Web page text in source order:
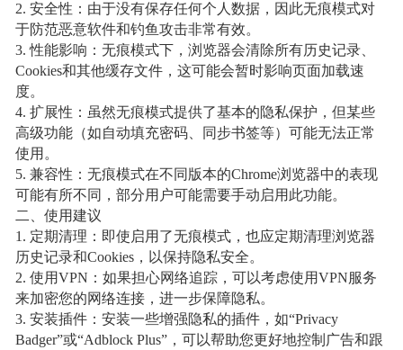
2. 安全性：由于没有保存任何个人数据，因此无痕模式对
于防范恶意软件和钓鱼攻击非常有效。
3. 性能影响：无痕模式下，浏览器会清除所有历史记录、
Cookies和其他缓存文件，这可能会暂时影响页面加载速
度。
4. 扩展性：虽然无痕模式提供了基本的隐私保护，但某些
高级功能（如自动填充密码、同步书签等）可能无法正常
使用。
5. 兼容性：无痕模式在不同版本的Chrome浏览器中的表现
可能有所不同，部分用户可能需要手动启用此功能。
二、使用建议
1. 定期清理：即使启用了无痕模式，也应定期清理浏览器
历史记录和Cookies，以保持隐私安全。
2. 使用VPN：如果担心网络追踪，可以考虑使用VPN服务
来加密您的网络连接，进一步保障隐私。
3. 安装插件：安装一些增强隐私的插件，如“Privacy
Badger”或“Adblock Plus”，可以帮助您更好地控制广告和跟